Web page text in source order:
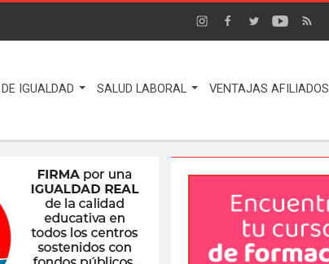
IGUALDAD SALUD LABORAL VENTAJAS AFILIADOS